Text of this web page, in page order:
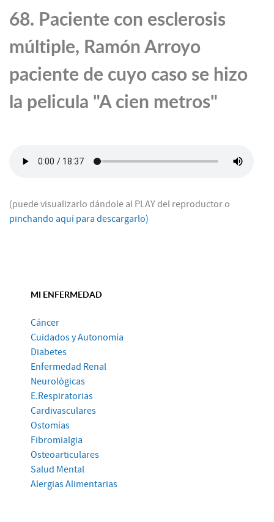
68. Paciente con esclerosis
múltiple, Ramón Arroyo
paciente de cuyo caso se hizo
la pelicula "A cien metros"
(puede visualizarlo dándole al PLAY del reproductor o
pinchando aquí para descargarlo)
MI ENFERMEDAD
Cáncer
Cuidados y Autonomía
Diabetes
Enfermedad Renal
Neurológicas
E.Respiratorias
Cardivasculares
Ostomías
Fibromialgia
Osteoarticulares
Salud Mental
Alergias Alimentarias